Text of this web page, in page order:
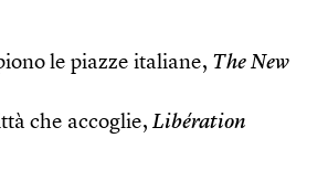
le piazze italiane, The New
che accoglie, Libération